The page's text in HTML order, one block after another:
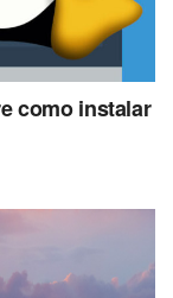
como instalar